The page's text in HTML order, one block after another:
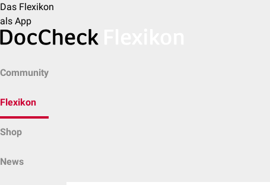
Das Flexikon
als App
Community
Flexikon
Shop
News